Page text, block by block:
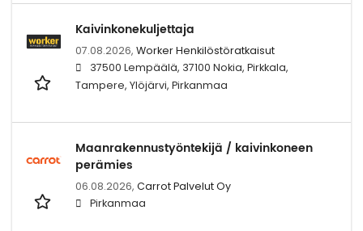
Kaivinkonekuljettaja
07.08.2026, Worker Henkilöstöratkaisut
37500 Lempäälä, 37100 Nokia, Pirkkala,
Tampere, Ylöjärvi, Pirkanmaa
Maanrakennustyöntekijä / kaivinkoneen
perämies
06.08.2026, Carrot Palvelut Oy
Pirkanmaa